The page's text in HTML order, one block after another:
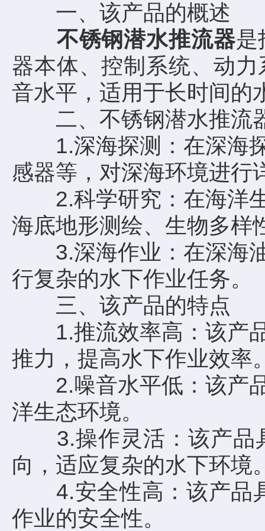
一、该产品的概述
不锈钢潜水推流器是
器本体、控制系统、动
音水平，适用于长时间的
二、不锈钢潜水推流
1.深海探测：在深海探
感器等，对深海环境进行
2.科学研究：在海洋生
海底地形测绘、生物多样
3.深海作业：在深海油
行复杂的水下作业任务。
三、该产品的特点
1.推流效率高：该产品
推力，提高水下作业效率
2.噪音水平低：该产品
洋生态环境。
3.操作灵活：该产品具
向，适应复杂的水下环境
4.安全性高：该产品具
作业的安全性。